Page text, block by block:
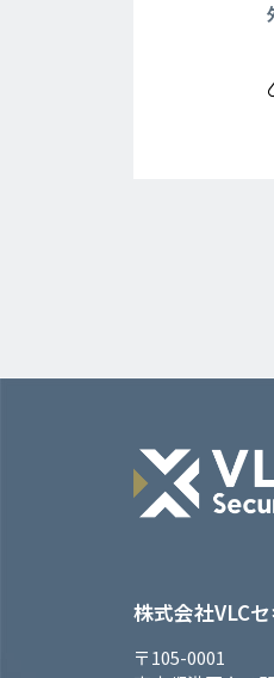
株式会社VLC
〒105-0001